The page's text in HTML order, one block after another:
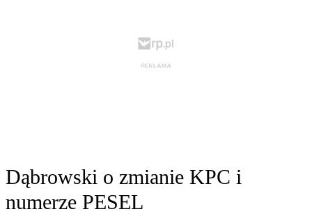
Dąbrowski o zmianie KPC i
numerze PESEL